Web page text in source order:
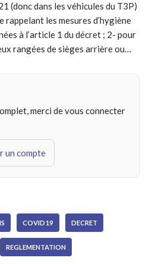
(donc dans les véhicules du T3P)
rappelant les mesures d’hygiène
à l’article 1 du décret ; 2- pour
rangées de sièges arrière ou…
merci de vous connecter
un compte
COVID19 DECRET
REGLEMENTATION